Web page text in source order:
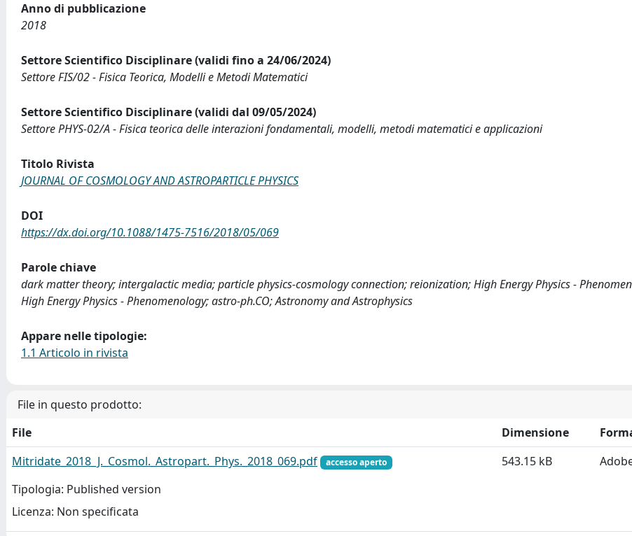
Anno di pubblicazione
2018
Settore Scientifico Disciplinare (validi fino a 24/06/2024)
Settore FIS/02 - Fisica Teorica, Modelli e Metodi Matematici
Settore Scientifico Disciplinare (validi dal 09/05/2024)
Settore PHYS-02/A - Fisica teorica delle interazioni fondamentali, modelli, metodi matematici e applicazioni
Titolo Rivista
JOURNAL OF COSMOLOGY AND ASTROPARTICLE PHYSICS
DOI
https://dx.doi.org/10.1088/1475-7516/2018/05/069
Parole chiave
dark matter theory; intergalactic media; particle physics-cosmology connection; reionization; High Energy Physics -
High Energy Physics - Phenomenology; astro-ph.CO; Astronomy and Astrophysics
Appare nelle tipologie:
1.1 Articolo in rivista
File in questo prodotto:
File
Dimensione
Mitridate_2018_J._Cosmol._Astropart._Phys._2018_069.pdf
accesso aperto
Tipologia: Published version
Licenza: Non specificata
543.15 kB